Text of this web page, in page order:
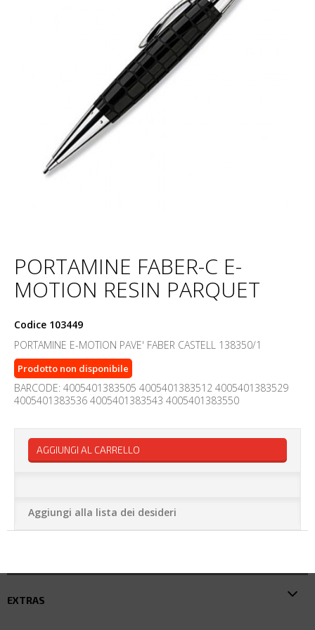
PORTAMINE FABER-C E-
MOTION RESIN PARQUET
Codice 103449
PORTAMINE E-MOTION PAVE' FABER CASTELL 138350/1
Prodotto non disponibile
BARCODE: 4005401383505 4005401383512 4005401383529
4005401383536 4005401383543 4005401383550
AGGIUNGI AL CARRELLO
Aggiungi alla lista dei desideri
EXTRAS